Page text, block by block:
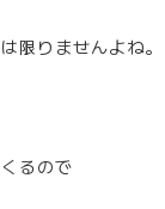
限りませんよね。
るので